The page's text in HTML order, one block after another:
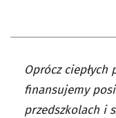
Oprócz ciepłych
finansujemy
przedszkolach i